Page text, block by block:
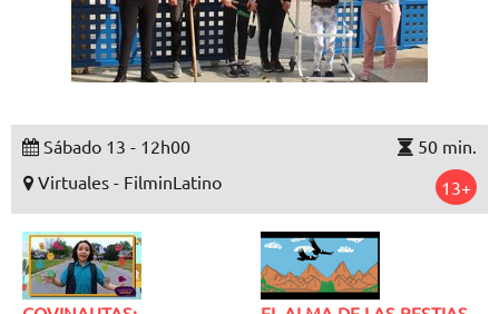
Sábado 13 - 12h00
50 min.
Virtuales - FilminLatino
13+